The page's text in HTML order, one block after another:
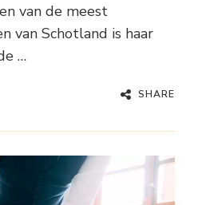
van de meest
van Schotland is haar
…
SHARE